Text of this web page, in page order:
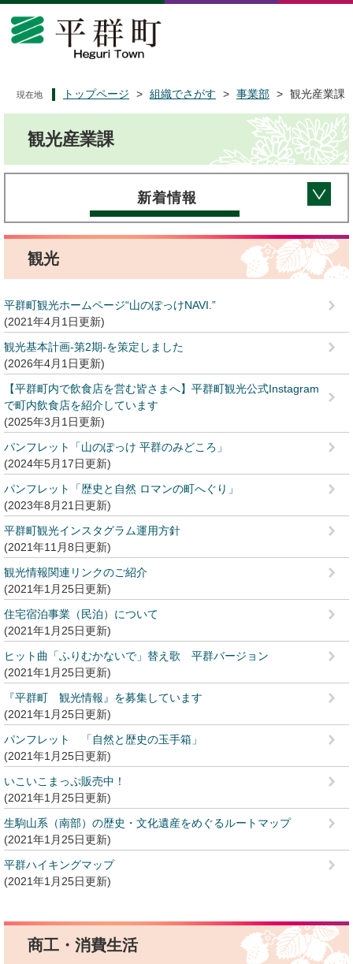
ペ
メ
文
現在地 トップページ > 組織でさがす > 事業部 > 観光産業課
観光産業課
新着情報
観光
平群町観光ホームページ“山のぽっけNAVI.”
2021年4月1日更新
観光基本計画-第2期-を策定しました
2026年4月1日更新
【平群町内で飲食店を営む皆さまへ】平群町観光公式Instagram
で町内飲食店を紹介しています
2025年3月1日更新
パンフレット「山のぽっけ 平群のみどころ」
2024年5月17日更新
パンフレット「歴史と自然 ロマンの町へぐり」
2023年8月21日更新
平群町観光インスタグラム運用方針
2021年11月8日更新
観光情報関連リンクのご紹介
2021年1月25日更新
住宅宿泊事業（民泊）について
2021年1月25日更新
ヒット曲「ふりむかないで」替え歌 平群バージョン
2021年1月25日更新
『平群町 観光情報』を募集しています
2021年1月25日更新
パンフレット 「自然と歴史の玉手箱」
2021年1月25日更新
いこいこまっぷ販売中！
2021年1月25日更新
生駒山系（南部）の歴史・文化遺産をめぐるルートマップ
2021年1月25日更新
平群ハイキングマップ
2021年1月25日更新
商工・消費生活